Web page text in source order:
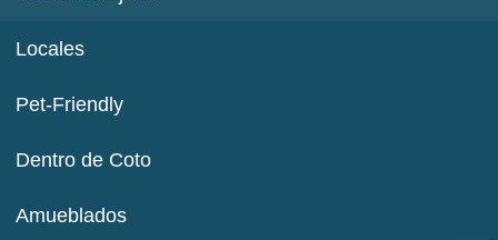
Locales
Pet-Friendly
Dentro de Coto
Amueblados